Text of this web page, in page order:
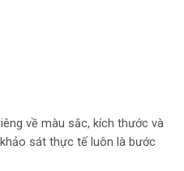
về màu sắc, kích thước và
sát thực tế luôn là bước